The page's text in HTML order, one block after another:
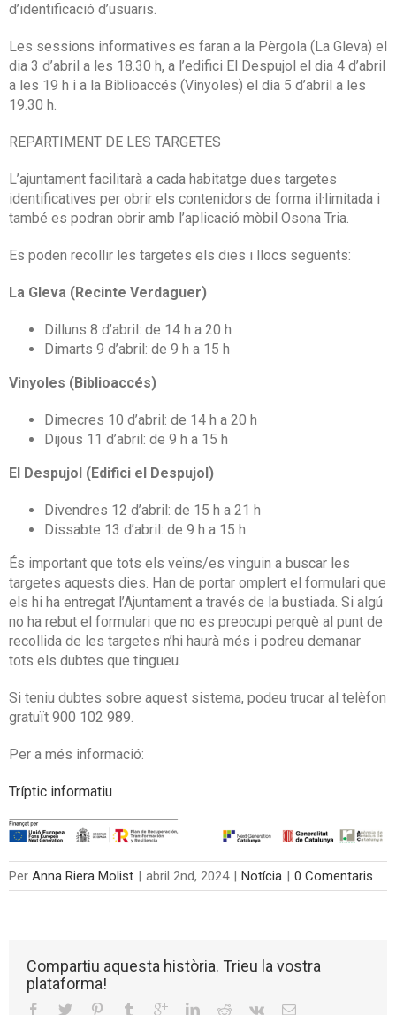
d’identificació d’usuaris.
Les sessions informatives es faran a la Pèrgola (La Gleva) el
dia 3 d’abril a les 18.30 h, a l’edifici El Despujol el dia 4 d’abril
a les 19 h i a la Biblioaccés (Vinyoles) el dia 5 d’abril a les
19.30 h.
REPARTIMENT DE LES TARGETES
L’ajuntament facilitarà a cada habitatge dues targetes
identificatives per obrir els contenidors de forma il·limitada i
també es podran obrir amb l’aplicació mòbil Osona Tria.
Es poden recollir les targetes els dies i llocs següents:
La Gleva (Recinte Verdaguer)
Dilluns 8 d’abril: de 14 h a 20 h
Dimarts 9 d’abril: de 9 h a 15 h
Vinyoles (Biblioaccés)
Dimecres 10 d’abril: de 14 h a 20 h
Dijous 11 d’abril: de 9 h a 15 h
El Despujol (Edifici el Despujol)
Divendres 12 d’abril: de 15 h a 21 h
Dissabte 13 d’abril: de 9 h a 15 h
És important que tots els veïns/es vinguin a buscar les
targetes aquests dies. Han de portar omplert el formulari que
els hi ha entregat l’Ajuntament a través de la bustiada. Si algú
no ha rebut el formulari que no es preocupi perquè al punt de
recollida de les targetes n’hi haurà més i podreu demanar
tots els dubtes que tingueu.
Si teniu dubtes sobre aquest sistema, podeu trucar al telèfon
gratuït 900 102 989.
Per a més informació:
Tríptic informatiu
Per Anna Riera Molist | abril 2nd, 2024 | Notícia | 0 Comentaris
Compartiu aquesta història. Trieu la vostra
plataforma!